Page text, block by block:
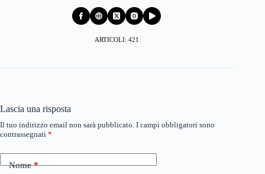
ARTICOLI: 421
Lascia una risposta
Il tuo indirizzo email non sarà pubblicato. I campi obbligatori sono
contrassegnati *
Nome*